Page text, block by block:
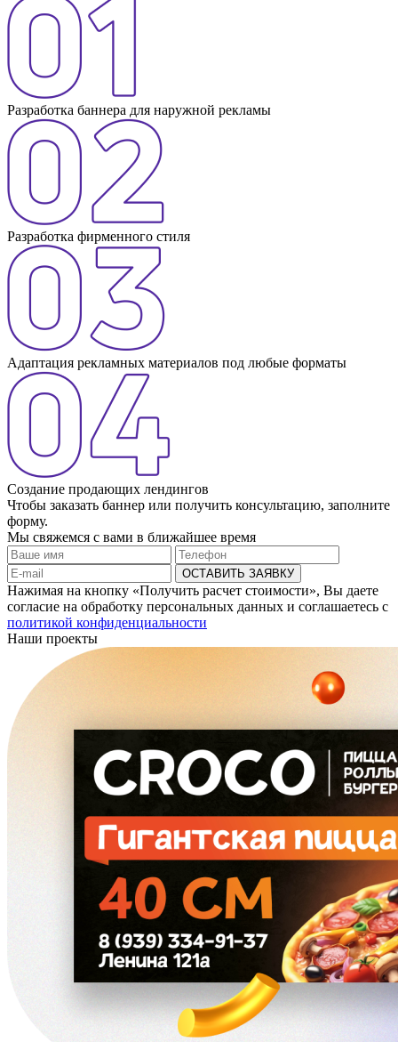
Разработка баннера для наружной рекламы
Разработка фирменного стиля
Адаптация рекламных материалов под любые форматы
Создание продающих лендингов
Чтобы заказать баннер или получить консультацию, заполните
форму.
Мы свяжемся с вами в ближайшее время
ОСТАВИТЬ ЗАЯВКУ
Нажимая на кнопку «Получить расчет стоимости», Вы даете
согласие на обработку персональных данных и соглашаетесь с
политикой конфиденциальности
Наши проекты